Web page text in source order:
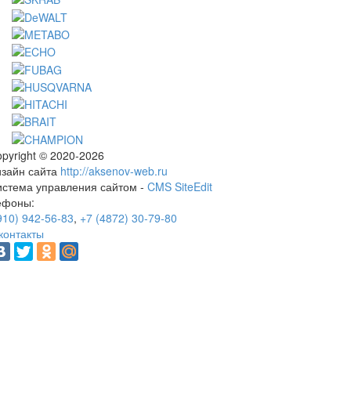
© 2020-2026
сайта http://aksenov-web.ru
управления сайтом - CMS SiteEdit
942-56-83, +7 (4872) 30-79-80